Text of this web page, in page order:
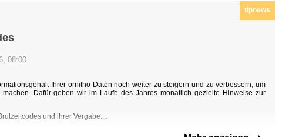
tipnews
08:00
Ihrer ornitho-Daten noch weiter zu steigern und zu verbessern, um
Dafür geben wir im Laufe des Jahres monatlich gezielte Hinweise zur
und ihrer Vergabe....